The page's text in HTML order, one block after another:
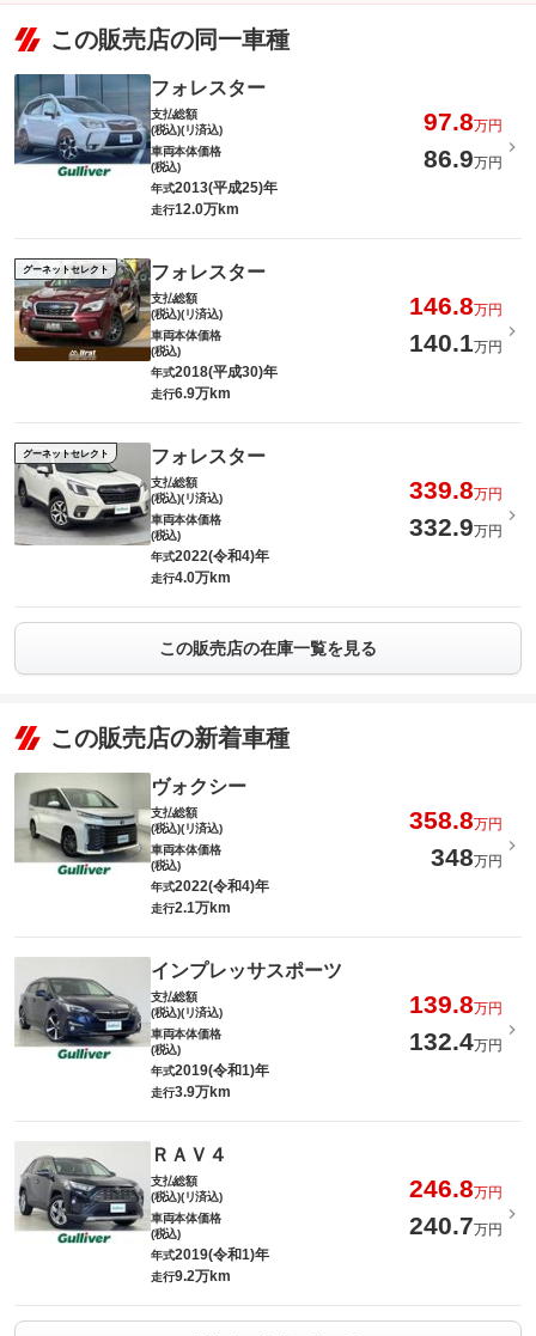
この販売店の同一車種
フォレスター
支払総額
(税込)(リ済込)
97.8万円
車両本体価格
(税込)
86.9万円
年式2013(平成25)年
走行12.0万km
グーネットセレクト フォレスター
支払総額
(税込)(リ済込)
146.8万円
車両本体価格
(税込)
140.1万円
年式2018(平成30)年
走行6.9万km
グーネットセレクト フォレスター
支払総額
(税込)(リ済込)
339.8万円
車両本体価格
(税込)
332.9万円
年式2022(令和4)年
走行4.0万km
この販売店の在庫一覧を見る
この販売店の新着車種
ヴォクシー
支払総額
(税込)(リ済込)
358.8万円
車両本体価格
(税込)
348万円
年式2022(令和4)年
走行2.1万km
インプレッサスポーツ
支払総額
(税込)(リ済込)
139.8万円
車両本体価格
(税込)
132.4万円
年式2019(令和1)年
走行3.9万km
ＲＡＶ４
支払総額
(税込)(リ済込)
246.8万円
車両本体価格
(税込)
240.7万円
年式2019(令和1)年
走行9.2万km